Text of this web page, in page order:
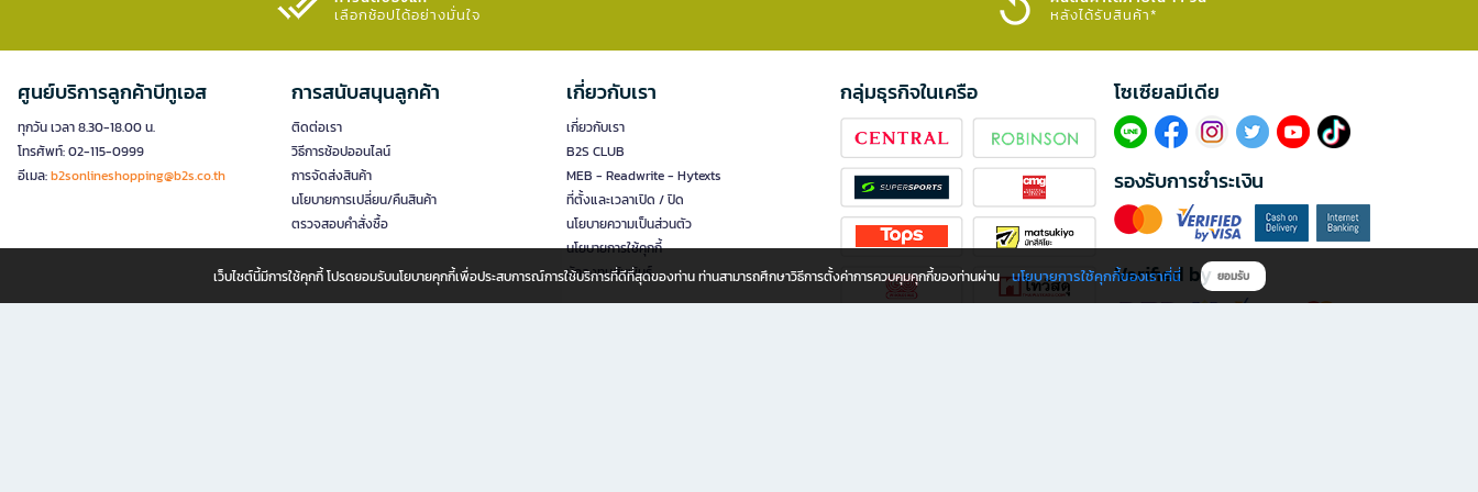
เลือกช้อปได้อย่างมั่นใจ​
หลังได้รับสินค้า*
ศูนย์บริการลูกค้าบีทูเอส
ทุกวัน เวลา 8.30-18.00 น.
โทรศัพท์: 02-115-0999
อีเมล:b2sonlineshopping@b2s.co.th
การสนับสนุนลูกค้า
ติดต่อเรา
วิธีการช้อปออนไลน์
การจัดส่งสินค้า
นโยบายการเปลี่ยน/คืนสินค้า
ตรวจสอบคำสั่งซื้อ
เกี่ยวกับเรา
เกี่ยวกับเรา
B2S CLUB
MEB - Readwrite - Hytexts
ที่ตั้งและเวลาเปิด / ปิด
นโยบายความเป็นส่วนตัว
นโยบายการใช้คุกกี้
นักลงทุนสัมพันธ์
กลุ่มธุรกิจในเครือ โซเซียลมีเดีย​
รองรับการชำระเงิน
Verified by
เว็บไซต์นี้มีการใช้คุกกี้ โปรดยอมรับนโยบายคุกกี้เพื่อประสบการณ์การใช้บริการที่ดีที่สุดของท่าน ท่านสามารถศึกษาวิธีการตั้งค่าการควบคุมคุกกี้ของท่านผ่าน นโยบายการใช้คุกกี้ของเราที่นี่ ยอมรับ